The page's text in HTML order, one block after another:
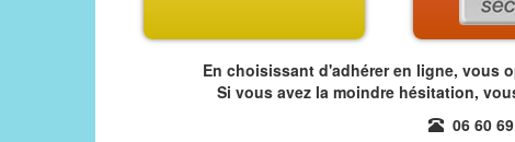
En choisissant d'adhérer en ligne, vous
Si vous avez la moindre hésitation,
06 60